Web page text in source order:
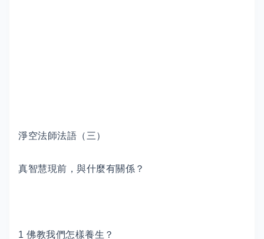
淨空法師法語（三）
真智慧現前，與什麼有關係？
1 佛教我們怎樣養生？